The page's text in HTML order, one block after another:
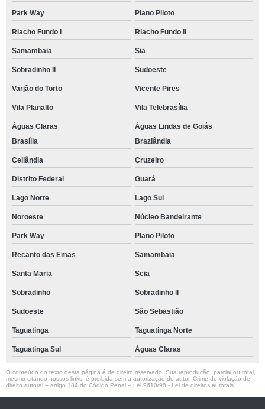
Park Way Plano Piloto
Riacho Fundo I Riacho Fundo II
Samambaia Sia
Sobradinho II Sudoeste
Varjão do Torto Vicente Pires
Vila Planalto Vila Telebrasília
Águas Claras
Águas Lindas de Goiás
Brasília
Brazlândia
Ceilândia Cruzeiro
Distrito Federal Guará
Lago Norte Lago Sul
Noroeste Núcleo Bandeirante
Park Way Plano Piloto
Recanto das Emas Samambaia
Santa Maria Scia
Sobradinho Sobradinho ll
Sudoeste São Sebastião
Taguatinga Taguatinga Norte
Taguatinga Sul Águas Claras
O conteúdo do texto desta página é de direito reservado. Sua reprodução, parcial ou total,
mesmo citando nossos links, é proibida sem a autorização do autor. Crime de violação de
direito autoral – artigo 184 do Código Penal – Lei 9610/98 - Lei de direitos autorais